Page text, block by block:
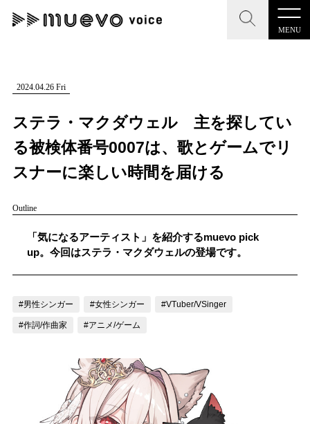
MENU
CLOSE
記事を検索する
#男性シンガー #HR/HM #女性シンガー
CLOSE
"読者の声を形にする”音楽特化メディア
記事一覧
プレスリリース一覧
お問い合わせ
記事リクエスト
2024.04.26 Fri
ステラ・マクダウェル 主を探してい
る被検体番号0007は、歌とゲームでリ
スナーに楽しい時間を届ける
Outline
「気になるアーティスト」を紹介するmuevo pick
up。今回はステラ・マクダウェルの登場です。
#男性シンガー #女性シンガー #VTuber/VSinger
#作詞/作曲家 #アニメ/ゲーム